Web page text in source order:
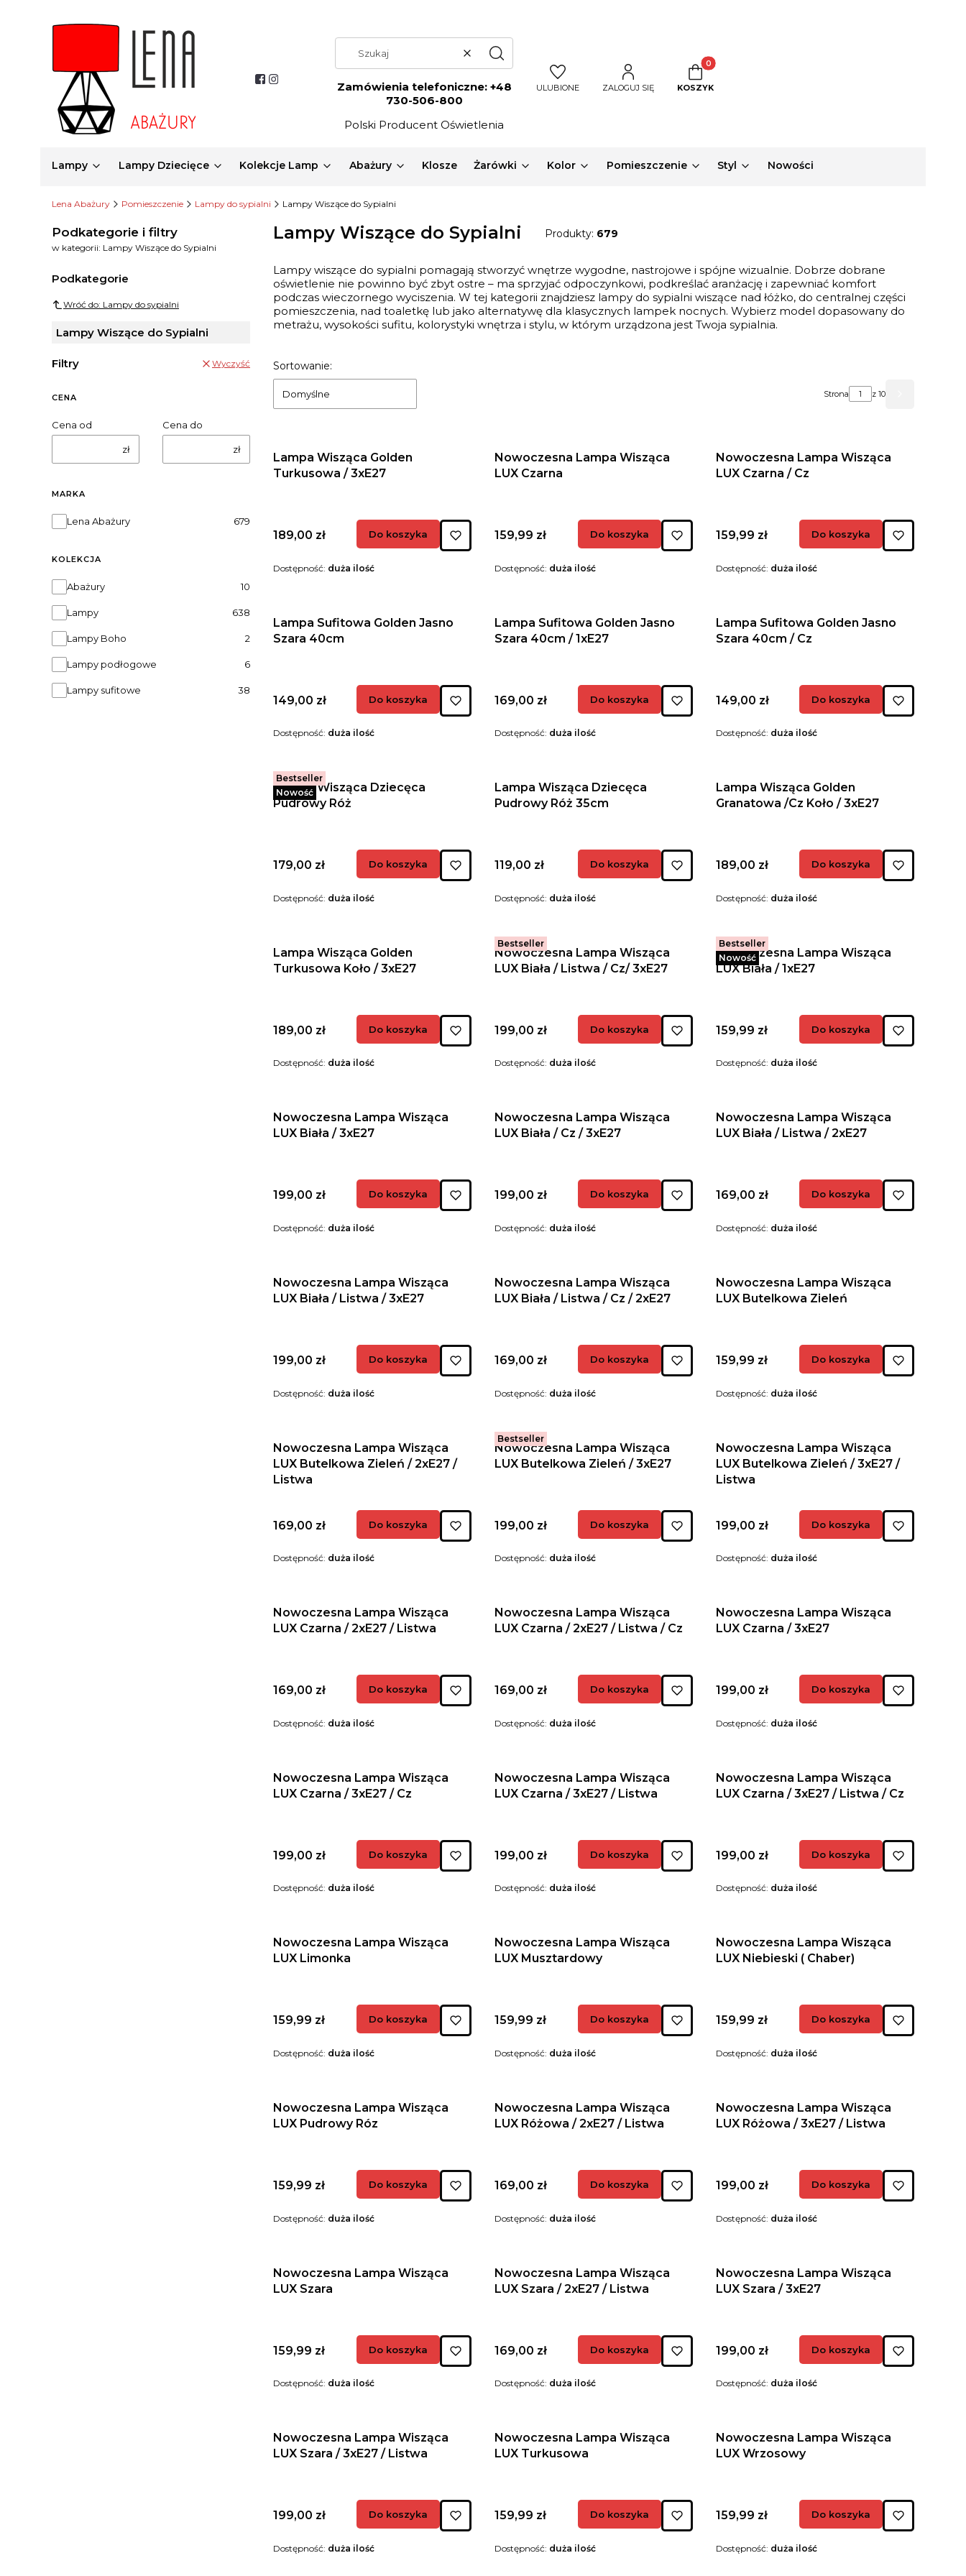
WyczyśćSzukaj
Zamówienia telefoniczne: +48
730-506-800
Polski Producent Oświetlenia
ULUBIONE ZALOGUJ SIĘ
Produkty w koszyku: 0. Zobacz szczegóły
KOSZYK
Lampy Lampy Dziecięce Kolekcje Lamp Abażury Klosze Żarówki Kolor Pomieszczenie Styl Nowości
Lena Abażury Pomieszczenie Lampy do sypialni Lampy Wiszące do Sypialni
Podkategorie i filtry
w kategorii: Lampy Wiszące do Sypialni
Podkategorie
Wróć do: Lampy do sypialni
Lampy Wiszące do Sypialni
Filtry Wyczyść
CENA
Cena od
zł
Cena do
zł
MARKA
MarkaLena Abażury 679
KOLEKCJA
Kolekcja
Abażury 10
Lampy 638
Lampy Boho 2
Lampy podłogowe 6
Lampy sufitowe 38
Lampy Wiszące do Sypialni Produkty: 679
Lampy wiszące do sypialni pomagają stworzyć wnętrze wygodne, nastrojowe i spójne wizualnie. Dobrze dobrane
oświetlenie nie powinno być zbyt ostre – ma sprzyjać odpoczynkowi, podkreślać aranżację i zapewniać komfort
podczas wieczornego wyciszenia. W tej kategorii znajdziesz lampy do sypialni wiszące nad łóżko, do centralnej części
pomieszczenia, nad toaletkę lub jako alternatywę dla klasycznych lampek nocnych. Wybierz model dopasowany do
metrażu, wysokości sufitu, kolorystyki wnętrza i stylu, w którym urządzona jest Twoja sypialnia.
Lista produktów
Sortowanie:
Domyślne Strona z 10
Lampa Wisząca Golden
Turkusowa / 3xE27
Cena
189,00 zł Do koszyka
Dostępność: duża ilość
Nowoczesna Lampa Wisząca
LUX Czarna
Cena
159,99 zł Do koszyka
Dostępność: duża ilość
Nowoczesna Lampa Wisząca
LUX Czarna / Cz
Cena
159,99 zł Do koszyka
Dostępność: duża ilość
Lampa Sufitowa Golden Jasno
Szara 40cm
Cena
149,00 zł Do koszyka
Dostępność: duża ilość
Lampa Sufitowa Golden Jasno
Szara 40cm / 1xE27
Cena
169,00 zł Do koszyka
Dostępność: duża ilość
Lampa Sufitowa Golden Jasno
Szara 40cm / Cz
Cena
149,00 zł Do koszyka
Dostępność: duża ilość
Bestseller
Nowość
Lampa Wisząca Dziecęca
Pudrowy Róż
Cena
179,00 zł Do koszyka
Dostępność: duża ilość
Lampa Wisząca Dziecęca
Pudrowy Róż 35cm
Cena
119,00 zł Do koszyka
Dostępność: duża ilość
Lampa Wisząca Golden
Granatowa /Cz Koło / 3xE27
Cena
189,00 zł Do koszyka
Dostępność: duża ilość
Lampa Wisząca Golden
Turkusowa Koło / 3xE27
Cena
189,00 zł Do koszyka
Dostępność: duża ilość
Bestseller
Nowoczesna Lampa Wisząca
LUX Biała / Listwa / Cz/ 3xE27
Cena
199,00 zł Do koszyka
Dostępność: duża ilość
Bestseller
Nowość
Nowoczesna Lampa Wisząca
LUX Biała / 1xE27
Cena
159,99 zł Do koszyka
Dostępność: duża ilość
Nowoczesna Lampa Wisząca
LUX Biała / 3xE27
Cena
199,00 zł Do koszyka
Dostępność: duża ilość
Nowoczesna Lampa Wisząca
LUX Biała / Cz / 3xE27
Cena
199,00 zł Do koszyka
Dostępność: duża ilość
Nowoczesna Lampa Wisząca
LUX Biała / Listwa / 2xE27
Cena
169,00 zł Do koszyka
Dostępność: duża ilość
Nowoczesna Lampa Wisząca
LUX Biała / Listwa / 3xE27
Cena
199,00 zł Do koszyka
Dostępność: duża ilość
Nowoczesna Lampa Wisząca
LUX Biała / Listwa / Cz / 2xE27
Cena
169,00 zł Do koszyka
Dostępność: duża ilość
Nowoczesna Lampa Wisząca
LUX Butelkowa Zieleń
Cena
159,99 zł Do koszyka
Dostępność: duża ilość
Nowoczesna Lampa Wisząca
LUX Butelkowa Zieleń / 2xE27 /
Listwa
Cena
169,00 zł Do koszyka
Dostępność: duża ilość
Bestseller
Nowoczesna Lampa Wisząca
LUX Butelkowa Zieleń / 3xE27
Cena
199,00 zł Do koszyka
Dostępność: duża ilość
Nowoczesna Lampa Wisząca
LUX Butelkowa Zieleń / 3xE27 /
Listwa
Cena
199,00 zł Do koszyka
Dostępność: duża ilość
Nowoczesna Lampa Wisząca
LUX Czarna / 2xE27 / Listwa
Cena
169,00 zł Do koszyka
Dostępność: duża ilość
Nowoczesna Lampa Wisząca
LUX Czarna / 2xE27 / Listwa / Cz
Cena
169,00 zł Do koszyka
Dostępność: duża ilość
Nowoczesna Lampa Wisząca
LUX Czarna / 3xE27
Cena
199,00 zł Do koszyka
Dostępność: duża ilość
Nowoczesna Lampa Wisząca
LUX Czarna / 3xE27 / Cz
Cena
199,00 zł Do koszyka
Dostępność: duża ilość
Nowoczesna Lampa Wisząca
LUX Czarna / 3xE27 / Listwa
Cena
199,00 zł Do koszyka
Dostępność: duża ilość
Nowoczesna Lampa Wisząca
LUX Czarna / 3xE27 / Listwa / Cz
Cena
199,00 zł Do koszyka
Dostępność: duża ilość
Nowoczesna Lampa Wisząca
LUX Limonka
Cena
159,99 zł Do koszyka
Dostępność: duża ilość
Nowoczesna Lampa Wisząca
LUX Musztardowy
Cena
159,99 zł Do koszyka
Dostępność: duża ilość
Nowoczesna Lampa Wisząca
LUX Niebieski ( Chaber)
Cena
159,99 zł Do koszyka
Dostępność: duża ilość
Nowoczesna Lampa Wisząca
LUX Pudrowy Róz
Cena
159,99 zł Do koszyka
Dostępność: duża ilość
Nowoczesna Lampa Wisząca
LUX Różowa / 2xE27 / Listwa
Cena
169,00 zł Do koszyka
Dostępność: duża ilość
Nowoczesna Lampa Wisząca
LUX Różowa / 3xE27 / Listwa
Cena
199,00 zł Do koszyka
Dostępność: duża ilość
Nowoczesna Lampa Wisząca
LUX Szara
Cena
159,99 zł Do koszyka
Dostępność: duża ilość
Nowoczesna Lampa Wisząca
LUX Szara / 2xE27 / Listwa
Cena
169,00 zł Do koszyka
Dostępność: duża ilość
Nowoczesna Lampa Wisząca
LUX Szara / 3xE27
Cena
199,00 zł Do koszyka
Dostępność: duża ilość
Nowoczesna Lampa Wisząca
LUX Szara / 3xE27 / Listwa
Cena
199,00 zł Do koszyka
Dostępność: duża ilość
Nowoczesna Lampa Wisząca
LUX Turkusowa
Cena
159,99 zł Do koszyka
Dostępność: duża ilość
Nowoczesna Lampa Wisząca
LUX Wrzosowy
Cena
159,99 zł Do koszyka
Dostępność: duża ilość